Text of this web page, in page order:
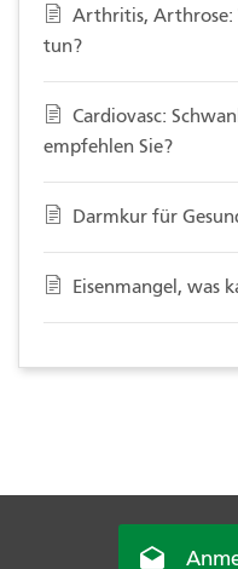
Arthritis, Arthrose:
tun?
Cardiovasc:
empfehlen Sie?
Darmkur für
Eisenmangel, was
